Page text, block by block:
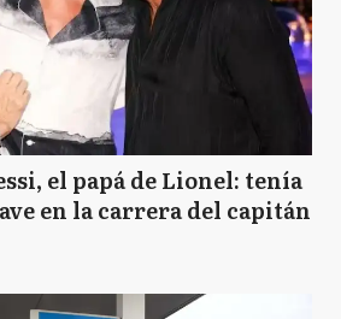
el papá de Lionel: tenía
en la carrera del capitán